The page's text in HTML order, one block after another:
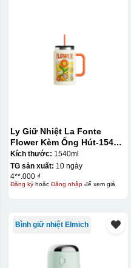
Ly Giữ Nhiệt La Fonte
Flower Kèm Ống Hút-1540
ml-014786
Kích thước: 1540ml
TG sản xuất: 10 ngày
4**.000 ₫
Đăng kýhoặc Đăng nhậpđể xem giá
Bình giữ nhiệt Elmich